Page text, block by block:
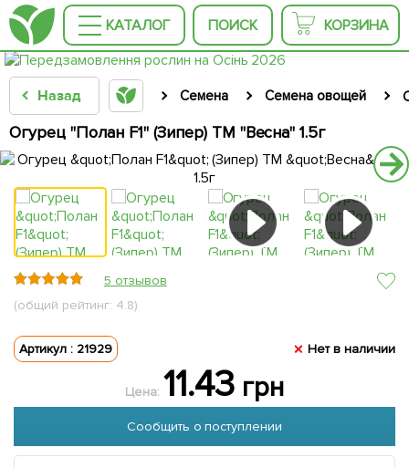
КАТАЛОГ ПОИСК КОРЗИНА
Назад Семена Семена овощей
Огурец "Полан F1" (Зипер) ТМ "Весна" 1.5г
5 отзывов
(общий рейтинг: 4.8)
Артикул : 21929 Нет в наличии
Цена: 11.43грн
Сообщить о поступлении